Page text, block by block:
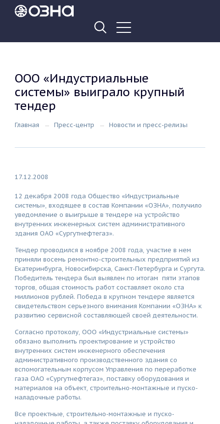
ООО «Индустриальные
системы» выиграло крупный
тендер
Главная Пресс-центр Новости и пресс-релизы
17.12.2008
12 декабря 2008 года Общество «Индустриальные
системы», входящее в состав Компании «ОЗНА», получило
уведомление о выигрыше в тендере на устройство
внутренних инженерных систем административного
здания ОАО «Сургутнефтегаз».
Тендер проводился в ноябре 2008 года, участие в нем
приняли восемь ремонтно-строительных предприятий из
Екатеринбурга, Новосибирска, Санкт-Петербурга и Сургута.
Победитель тендера был выявлен по итогам пяти этапов
торгов, общая стоимость работ составляет около ста
миллионов рублей. Победа в крупном тендере является
свидетельством серьезного внимания Компании «ОЗНА» к
развитию сервисной составляющей своей деятельности.
Согласно протоколу, ООО «Индустриальные системы»
обязано выполнить проектирование и устройство
внутренних систем инженерного обеспечения
административного производственного здания со
вспомогательным корпусом Управления по переработке
газа ОАО «Сургутнефтегаз», поставку оборудования и
материалов на объект, строительно-монтажные и пуско-
наладочные работы.
Все проектные, строительно-монтажные и пуско-